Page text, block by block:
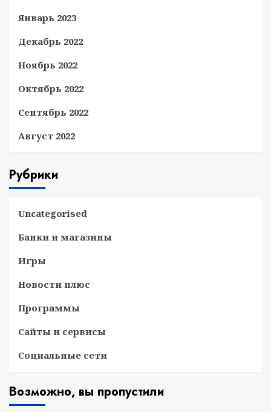
Январь 2023
Декабрь 2022
Ноябрь 2022
Октябрь 2022
Сентябрь 2022
Август 2022
Рубрики
Uncategorised
Банки и магазины
Игры
Новости плюс
Программы
Сайты и сервисы
Социальные сети
Возможно, вы пропустили